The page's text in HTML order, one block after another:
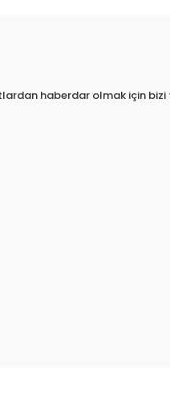
haberdar olmak için bizi